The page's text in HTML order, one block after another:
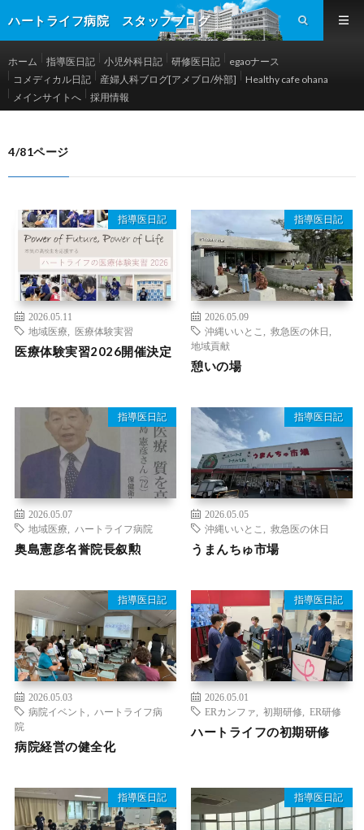
ハートライフ病院 スタッフブログ
ホーム 指導医日記 小児外科日記 研修医日記
egaoナース
コメディカル日記
産婦人科ブログ[アメブロ/外部]
Healthy cafe ohana
メインサイトへ
採用情報
4/81ページ
指導医日記
2026.05.11
地域医療
医療体験実習
医療体験実習2026開催決定
指導医日記
2026.05.09
沖縄いいとこ
救急医の休日
地域貢献
憩いの場
指導医日記
2026.05.07
地域医療
ハートライフ病院
奥島憲彦名誉院長叙勲
指導医日記
2026.05.05
沖縄いいとこ
救急医の休日
うまんちゅ市場
指導医日記
2026.05.03
病院イベント
ハートライフ病
院
病院経営の健全化
指導医日記
2026.05.01
ERカンファ
初期研修 ER研修
ハートライフの初期研修
指導医日記 指導医日記